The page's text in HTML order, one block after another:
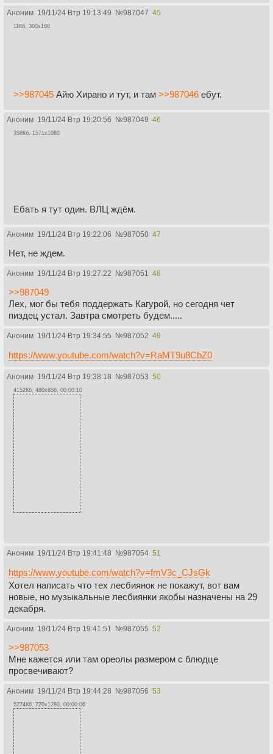
Аноним 19/11/24 Втр 19:13:49 №987047 45
11Кб, 300x168
>>987045 Айю Хирано и тут, и там >>987046 ебут.
Аноним 19/11/24 Втр 19:20:56 №987049 46
358Кб, 1571x1080
Ебать я тут один. ВЛЦ ждём.
Аноним 19/11/24 Втр 19:22:06 №987050 47
Нет, не ждем.
Аноним 19/11/24 Втр 19:27:22 №987051 48
>>987049
Лех, мог бы тебя поддержать Кагурой, но сегодня чет
пиздец устал. Завтра смотреть будем.....
Аноним 19/11/24 Втр 19:34:55 №987052 49
https://www.youtube.com/watch?v=RaMT9u8CbZ0
Аноним 19/11/24 Втр 19:38:18 №987053 50
4152Кб, 480x856, 00:00:10
Аноним 19/11/24 Втр 19:41:48 №987054 51
https://www.youtube.com/watch?v=fmV3c_CJsGk
Хотел написать что тех лесбиянок не покажут, вот вам
новые, но музыкальные лесбиянки якобы назначены на 29
декабря.
Аноним 19/11/24 Втр 19:41:51 №987055 52
>>987053
Мне кажется или там ореолы размером с блюдце
просвечивают?
Аноним 19/11/24 Втр 19:44:28 №987056 53
5274Кб, 720x1280, 00:00:06